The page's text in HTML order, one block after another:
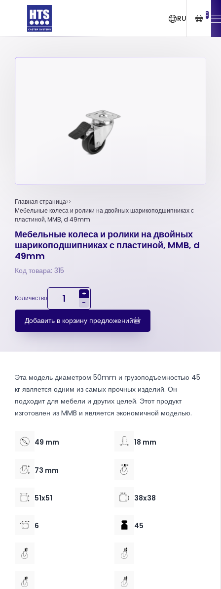
RU 0
Главная страница
Мебельные колеса и ролики на двойных шарикоподшипниках с
пластиной, MMB, d 49mm
Мебельные колеса и ролики на двойных
шарикоподшипниках с пластиной, MMB, d
49mm
Код товара: 315
Количество
+
-
Добавить в корзину предложений
Эта модель диаметром 50mm и грузоподъемностью 45
кг является одним из самых прочных изделий. Он
подходит для мебели и других целей. Этот продукт
изготовлен из MMB и является экономичной моделью.
49 mm 18 mm
73 mm
51x51 38x38
6 45